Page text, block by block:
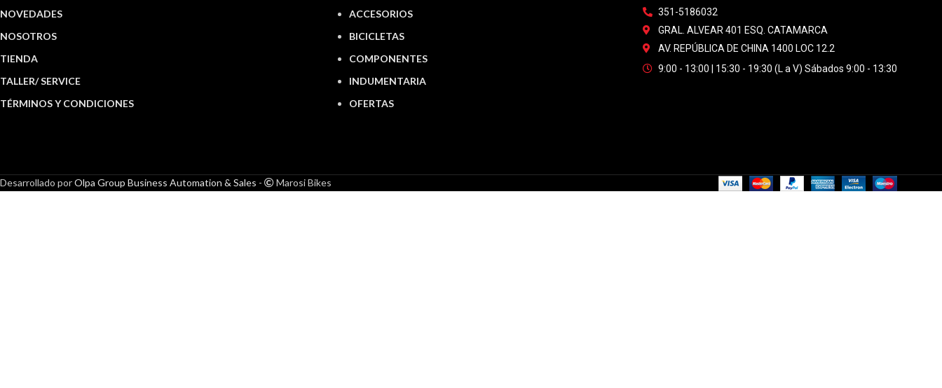
NOVEDADES
NOSOTROS
TIENDA
TALLER/ SERVICE
TÉRMINOS Y CONDICIONES
ACCESORIOS
BICICLETAS
COMPONENTES
INDUMENTARIA
OFERTAS
351-5186032
GRAL. ALVEAR 401 ESQ. CATAMARCA
AV. REPÚBLICA DE CHINA 1400 LOC 12.2
9:00 - 13:00 | 15:30 - 19:30 (L a V) Sábados 9:00 - 13:30
Desarrollado porOlpa Group Business Automation & Sales - Marosi Bikes